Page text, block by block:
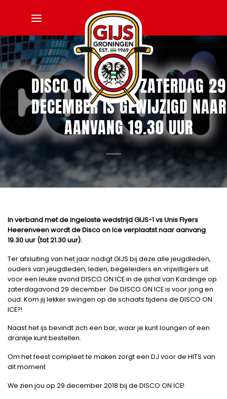
DISCO ON ICE OP ZATERDAG 29
DECEMBER IS GEWIJZIGD NAAR
AANVANG 19.30 UUR
In verband met de ingelaste wedstrijd GIJS-1 vs Unis Flyers
Heerenveen wordt de Disco on Ice verplaatst naar aanvang
19.30 uur (tot 21.30 uur).
Ter afsluiting van het jaar nodigt GIJS bij deze alle jeugdleden,
ouders van jeugdleden, leden, begeleiders en vrijwilligers uit
voor een leuke avond DISCO ON ICE in de ijshal van Kardinge op
zaterdagavond 29 december. De DISCO ON ICE is voor jong en
oud. Kom jij lekker swingen op de schaats tijdens de DISCO ON
ICE?!
Naast het ijs bevindt zich een bar, waar je kunt loungen of een
drankje kunt bestellen.
Om het feest compleet te maken zorgt een DJ voor de HITS van
dit moment
We zien jou op 29 december 2018 bij de DISCO ON ICE!